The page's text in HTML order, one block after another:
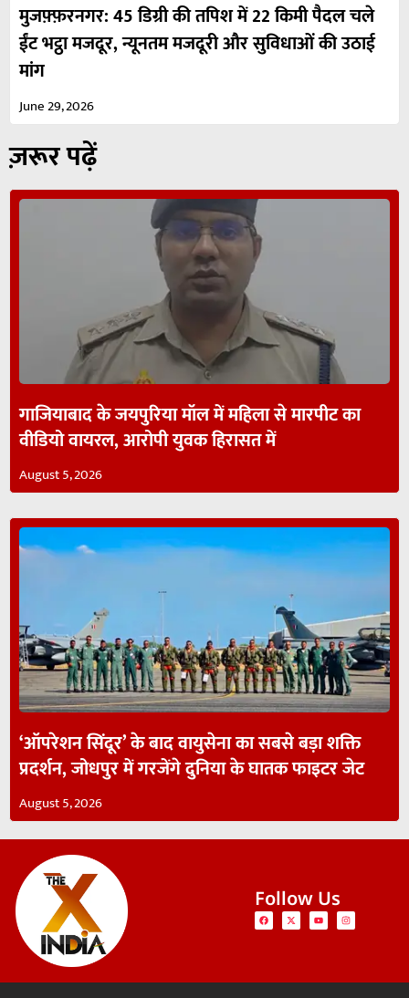
मुजफ़्फ़रनगर: 45 डिग्री की तपिश में 22 किमी पैदल चले
ईंट भट्ठा मजदूर, न्यूनतम मजदूरी और सुविधाओं की उठाई
मांग
June 29, 2026
ज़रूर पढ़ें
गाजियाबाद के जयपुरिया मॉल में महिला से मारपीट का
वीडियो वायरल, आरोपी युवक हिरासत में
August 5, 2026
‘ऑपरेशन सिंदूर’ के बाद वायुसेना का सबसे बड़ा शक्ति
प्रदर्शन, जोधपुर में गरजेंगे दुनिया के घातक फाइटर जेट
August 5, 2026
Follow Us